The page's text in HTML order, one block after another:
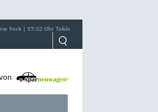
York | 17:52 Uhr Tokio